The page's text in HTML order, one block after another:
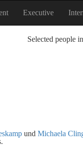
Executive
Selected people
und Michaela